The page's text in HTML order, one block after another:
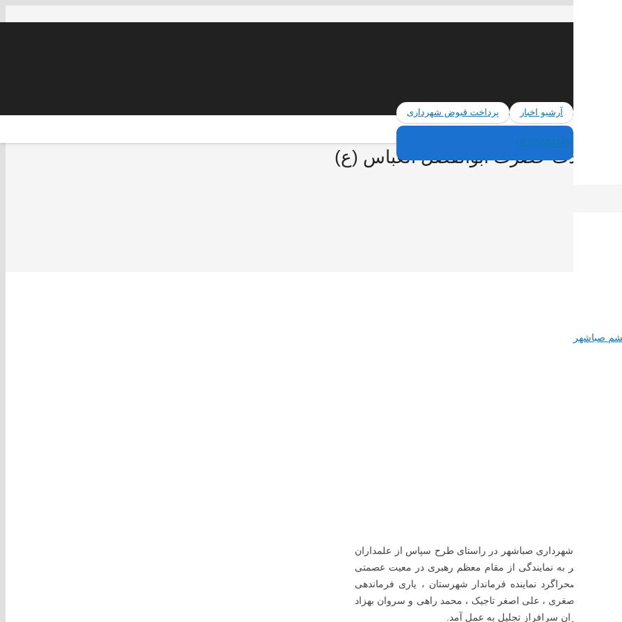
صباشهر
آرشیو اخبار پرداخت قبوض شهرداری
02165624446
با ولادت حضرت ابوالفضل العباس (ع)
(ع)
اسلامی و شهرداری صباشهر در راستای طرح سپاس از علمداران
صباشهر به نمایندگی از مقام معظم رهبری در معیت عصمتی
صحراگرد نماینده فرماندار شهرستان ، یاری فرماندهی
محموداصغری ، علی اصغر تاجیک ، محمد راهی و سروان بهزاد
از جانبازان سرافراز تجلیل به عمل آمد.